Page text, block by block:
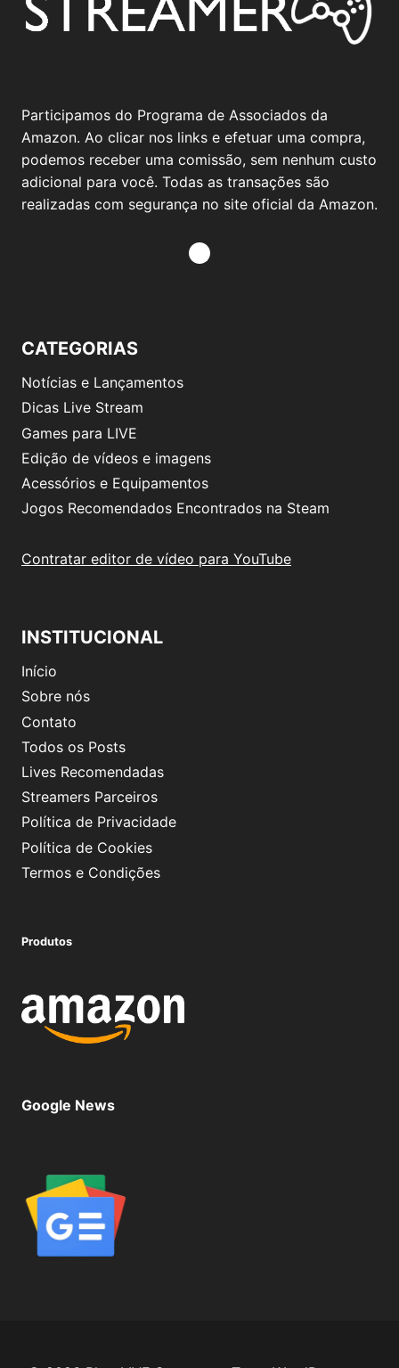
Participamos do Programa de Associados da
Amazon. Ao clicar nos links e efetuar uma compra,
podemos receber uma comissão, sem nenhum custo
adicional para você. Todas as transações são
realizadas com segurança no site oficial da Amazon.
CATEGORIAS
Notícias e Lançamentos
Dicas Live Stream
Games para LIVE
Edição de vídeos e imagens
Acessórios e Equipamentos
Jogos Recomendados Encontrados na Steam
Contratar editor de vídeo para YouTube
INSTITUCIONAL
Início
Sobre nós
Contato
Todos os Posts
Lives Recomendadas
Streamers Parceiros
Política de Privacidade
Política de Cookies
Termos e Condições
Produtos
Google News